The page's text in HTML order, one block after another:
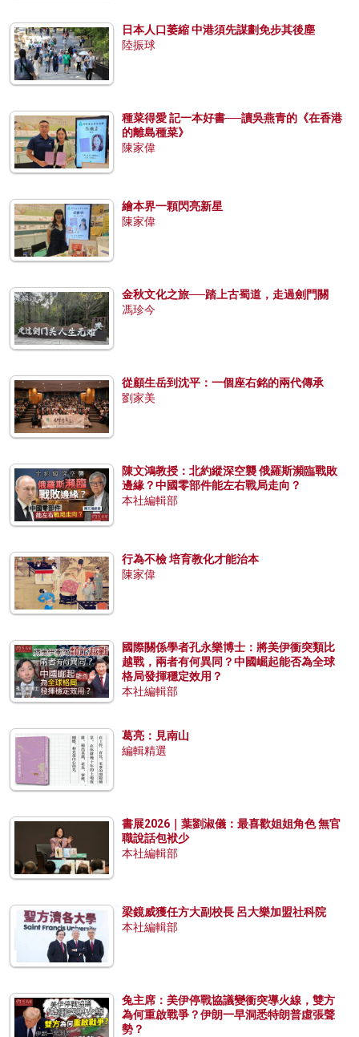
日本人口萎縮 中港須先謀劃免步其後塵
陸振球
種菜得愛 記一本好書──讀吳燕青的《在香港
的離島種菜》
陳家偉
繪本界一顆閃亮新星
陳家偉
金秋文化之旅──踏上古蜀道，走過劍門關
馮珍今
從顧生岳到沈平：一個座右銘的兩代傳承
劉家美
陳文鴻教授：北約縱深空襲 俄羅斯瀕臨戰敗
邊緣？中國零部件能左右戰局走向？
本社編輯部
行為不檢 培育教化才能治本
陳家偉
國際關係學者孔永樂博士：將美伊衝突類比
越戰，兩者有何異同？中國崛起能否為全球
格局發揮穩定效用？
本社編輯部
葛亮：見南山
編輯精選
書展2026｜葉劉淑儀：最喜歡姐姐角色 無官
職說話包袱少
本社編輯部
梁鏡威獲任方大副校長 呂大樂加盟社科院
本社編輯部
兔主席：美伊停戰協議變衝突導火線，雙方
為何重啟戰爭？伊朗一早洞悉特朗普虛張聲
勢？